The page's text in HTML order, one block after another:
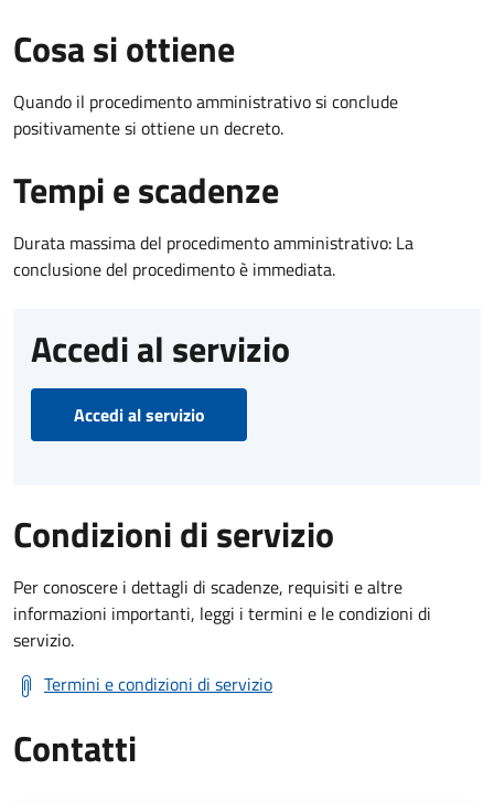
Cosa si ottiene
Quando il procedimento amministrativo si conclude
positivamente si ottiene un decreto.
Tempi e scadenze
Durata massima del procedimento amministrativo: La
conclusione del procedimento è immediata.
Accedi al servizio
Accedi al servizio
Condizioni di servizio
Per conoscere i dettagli di scadenze, requisiti e altre
informazioni importanti, leggi i termini e le condizioni di
servizio.
Termini e condizioni di servizio
Contatti